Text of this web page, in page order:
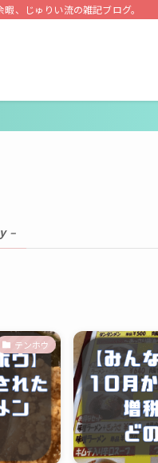
、じゅりい流の雑記ブログ。
–
テンホウ